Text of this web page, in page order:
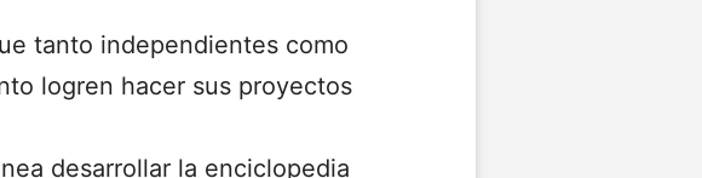
tanto independientes como
logren hacer sus proyectos
desarrollar la enciclopedia